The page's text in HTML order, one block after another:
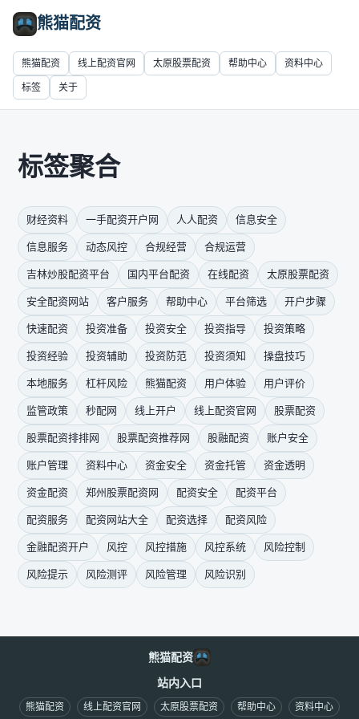
熊猫配资
熊猫配资 线上配资官网 太原股票配资 帮助中心 资料中心
标签 关于
标签聚合
财经资料 一手配资开户网 人人配资 信息安全
信息服务 动态风控 合规经营 合规运营
吉林炒股配资平台 国内平台配资 在线配资 太原股票配资
安全配资网站 客户服务 帮助中心 平台筛选 开户步骤
快速配资 投资准备 投资安全 投资指导 投资策略
投资经验 投资辅助 投资防范 投资须知 操盘技巧
本地服务 杠杆风险 熊猫配资 用户体验 用户评价
监管政策 秒配网 线上开户 线上配资官网 股票配资
股票配资排排网 股票配资推荐网 股融配资 账户安全
账户管理 资料中心 资金安全 资金托管 资金透明
资金配资 郑州股票配资网 配资安全 配资平台
配资服务 配资网站大全 配资选择 配资风险
金融配资开户 风控 风控措施 风控系统 风险控制
风险提示 风险测评 风险管理 风险识别
熊猫配资
站内入口
熊猫配资 线上配资官网 太原股票配资 帮助中心 资料中心